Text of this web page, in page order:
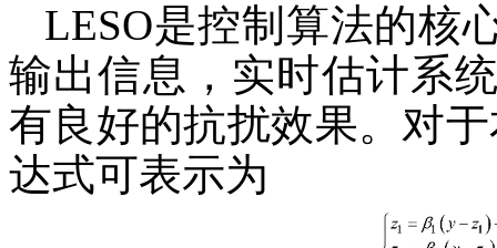
LESO是控制算法的核
输出信息，实时估计系
有良好的抗扰效果。对
达式可表示为